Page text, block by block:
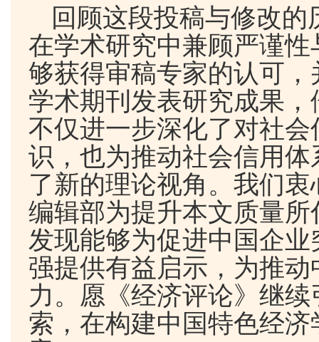
回顾这段投稿与修改
在学术研究中兼顾严谨
够获得审稿专家的认可
学术期刊发表研究成果
不仅进一步深化了对社
识，也为推动社会信用
了新的理论视角。我们
编辑部为提升本文质量
发现能够为促进中国企
强提供有益启示，为推
力。愿《经济评论》继
索，在构建中国特色经